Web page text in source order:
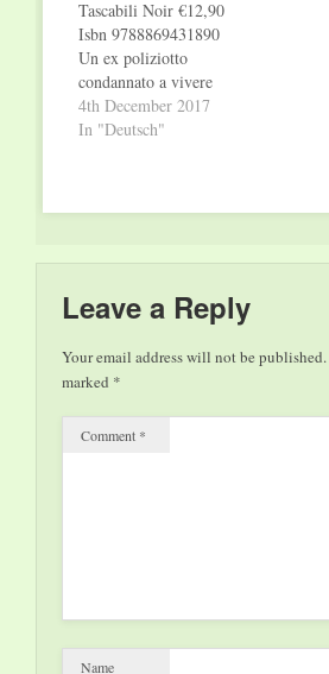
che proprio tutto non
avevano ancora
inventato…
Federico…
Tascabili Noir €12,90
Isbn 9788869431890
Un ex poliziotto
condannato a vivere
con un proiettile in
testa, ma che grazie a
che annaspa tra
passato e presente.…
4th December 2017
In "Deutsch"
Leave a Reply
Your email address will not be published.
marked *
Comment *
Name